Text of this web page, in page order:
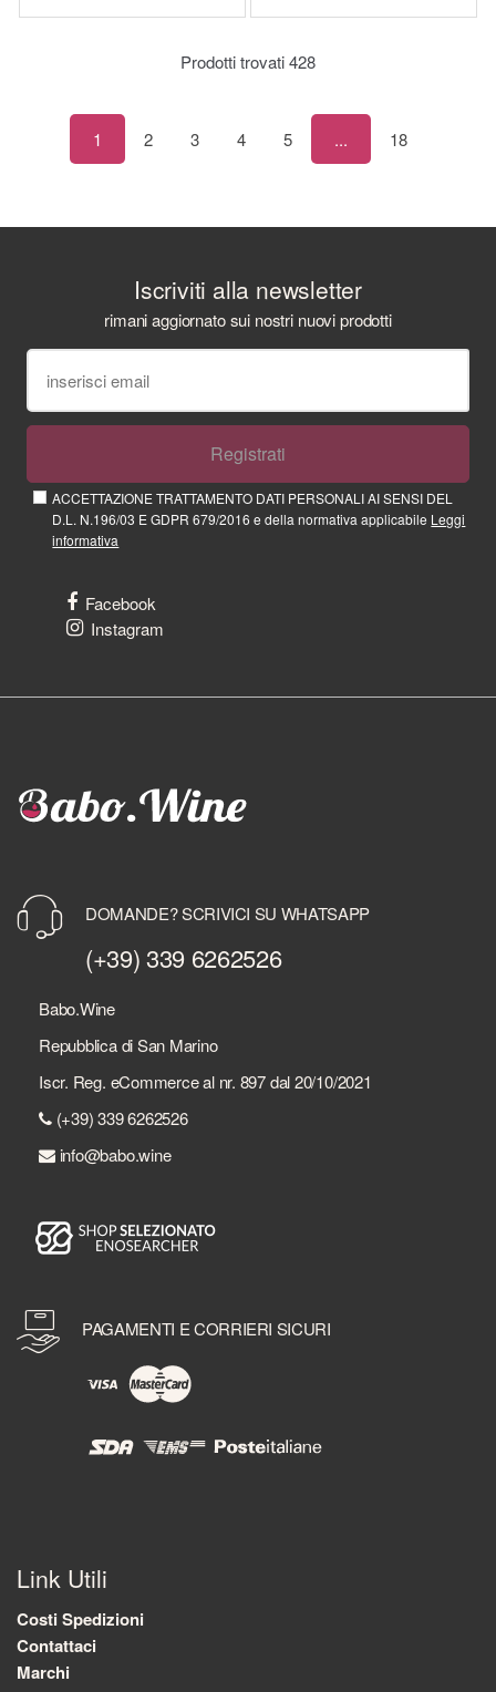
Prodotti trovati428
1 2 3 4 5 ... 18
Iscriviti alla newsletter
rimani aggiornato sui nostri nuovi prodotti
Registrati
ACCETTAZIONE TRATTAMENTO DATI PERSONALI AI SENSI DEL
D.L. N.196/03 E GDPR 679/2016 e della normativa applicabile Leggi
informativa
Facebook
Instagram
DOMANDE? SCRIVICI SU WHATSAPP
(+39) 339 6262526
Babo.Wine
Repubblica di San Marino
Iscr. Reg. eCommerce al nr. 897 dal 20/10/2021
(+39) 339 6262526
info@babo.wine
PAGAMENTI E CORRIERI SICURI
Link Utili
Costi Spedizioni
Contattaci
Marchi